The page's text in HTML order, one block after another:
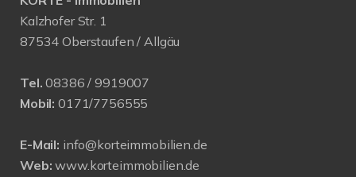
Kalzhofer Str. 1
87534 Oberstaufen / Allgäu
Tel. 08386 / 9919007
Mobil: 0171/7756555
E-Mail: info@korteimmobilien.de
Web: www.korteimmobilien.de